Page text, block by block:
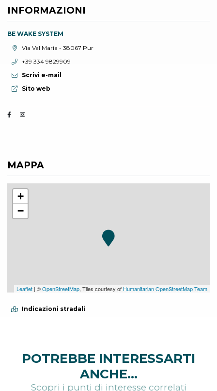
INFORMAZIONI
BE WAKE SYSTEM
Località:Via Val Maria - 38067 Pur
Telefono:
+39 334 9829909
Scrivi e-mail
Sito web:
Sito web
MAPPA
+
−
Leaflet | ©OpenStreetMap, Tiles courtesy of Humanitarian OpenStreetMap Team
Indicazioni stradali
POTREBBE INTERESSARTI
ANCHE...
Scopri i punti di interesse correlati